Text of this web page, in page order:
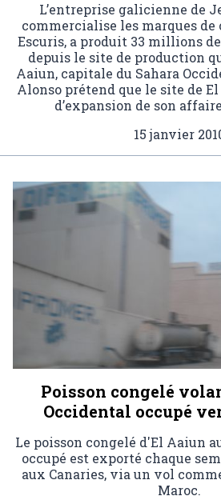
L’entreprise galicienne de
commercialise les marques de
Escuris, a produit 33 millions
depuis le site de production
Aaiun, capitale du Sahara
Alonso prétend que le site de
d’expansion de son
15 janvier
Poisson congelé
Occidental occupé
Le poisson congelé d'El Aaiun
occupé est exporté chaque
aux Canaries, via un vol
Maroc.